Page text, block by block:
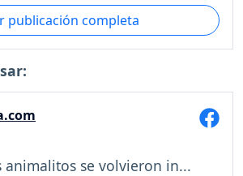
publicación completa
animalitos se volvieron in...